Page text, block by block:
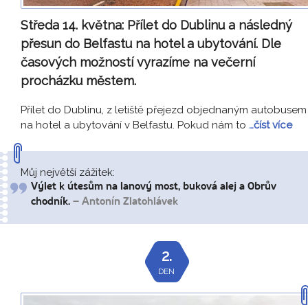
Středa 14. května: Přílet do Dublinu a následný
přesun do Belfastu na hotel a ubytování. Dle
časových možností vyrazíme na večerní
procházku městem.
Přílet do Dublinu, z letiště přejezd objednaným autobusem
na hotel a ubytování v Belfastu. Pokud nám to …číst více
Můj největší zážitek:
Výlet k útesům na lanový most, buková alej a Obrův
chodník. – Antonín Zlatohlávek
2.
DEN